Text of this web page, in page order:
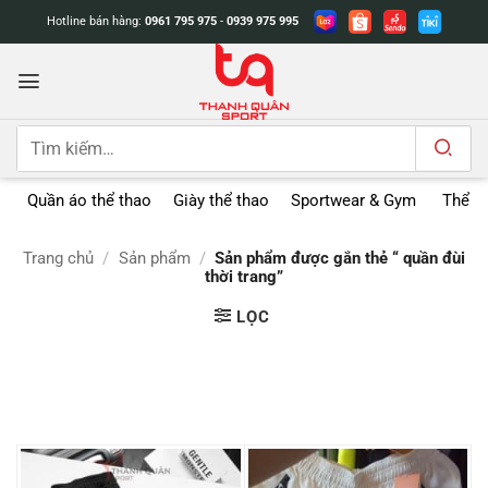
dung
Hotline bán hàng: 0961 795 975 - 0939 975 995
Tìm
Quần áo thể thao Giày thể thao Sportwear & Gym Thể
Trang chủ / Sản phẩm / Sản phẩm được gắn thẻ “ quần đùi
thời trang”
LỌC